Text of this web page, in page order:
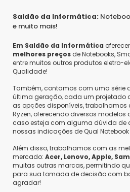
conexão de mouse.
Vanessa • um ano atrás•
Tem garantia
Responder
Saldão da
Olá Vanessa,
Todos os produtos
garantia.
Rodrigo M.
Saldão da Informática:
e muito mais!
Em Saldão da Informática
melhores preços de Notebooks,
entre muitos outros produtos eletro-
Qualidade!
Também, contamos com uma série
última geração, cada um projetado
as opções disponíveis, trabalhamos
Ryzen, oferecendo diversos modelos
caso esteja com alguma dúvida de
nossas indicações de Qual
Além disso, trabalhamos com as
mercado: Acer, Lenovo, Apple,
muitas outras marcas, permitindo
para sua tomada de decisão com
agradar!